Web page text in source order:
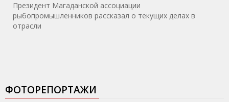
Президент Магаданской ассоциации
рыбопромышленников рассказал о текущих делах в
отрасли
ФОТОРЕПОРТАЖИ